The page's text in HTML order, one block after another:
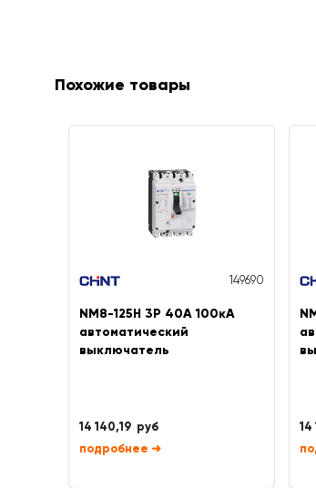
Похожие товары
149690
NM8-125H 3P 40А 100кА
автоматический
выключатель
14 140,19 руб
➜
14